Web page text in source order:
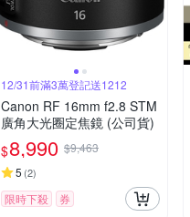
12/31前滿3萬登記送1212
Canon RF 16mm f2.8 STM
廣角大光圈定焦鏡 (公司貨)
$8,990 $9,463
5 (2)
限時下殺 券